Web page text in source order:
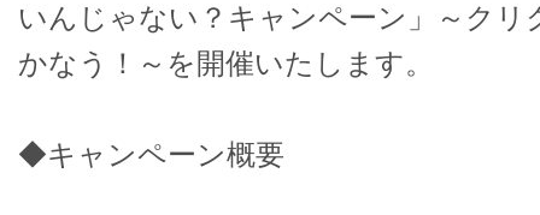
いんじゃない？キャンペーン」～クリ
かなう！～を開催いたします。
◆キャンペーン概要